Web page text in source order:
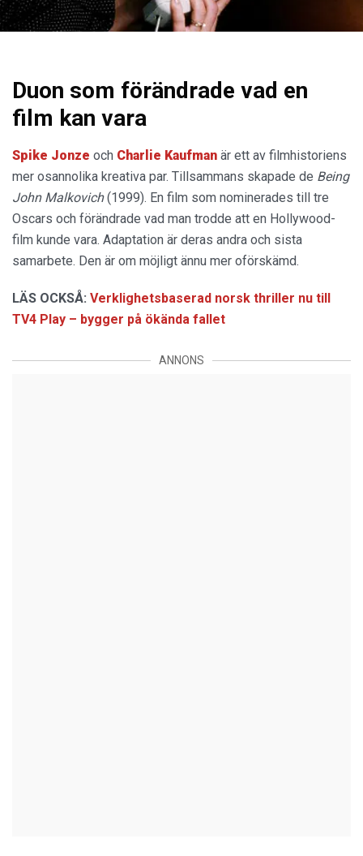
Duon som förändrade vad en
film kan vara
Spike Jonze och Charlie Kaufman är ett av filmhistoriens
mer osannolika kreativa par. Tillsammans skapade de Being
John Malkovich(1999). En film som nominerades till tre
Oscars och förändrade vad man trodde att en Hollywood-
film kunde vara. Adaptation är deras andra och sista
samarbete. Den är om möjligt ännu mer oförskämd.
LÄS OCKSÅ: Verklighetsbaserad norsk thriller nu till
TV4 Play – bygger på ökända fallet
ANNONS